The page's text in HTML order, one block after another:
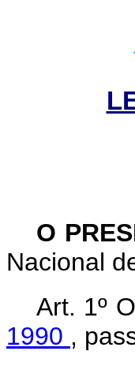
O
Nacional
Art. 1º O
1990 ,